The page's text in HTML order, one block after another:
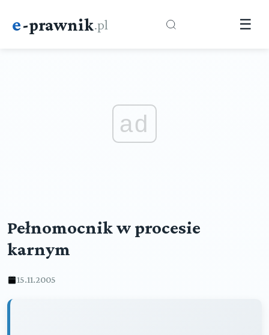
e-prawnik.pl ☰
ad
Pełnomocnik w procesie
karnym
15.11.2005